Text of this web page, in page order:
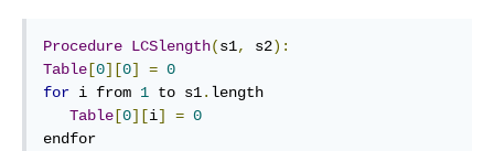
Procedure LCSlength(s1, s2):
Table [0][0] = 0
for i from 1 to s1. length
Table [0][i] = 0